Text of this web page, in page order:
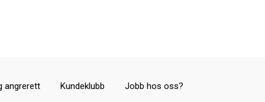
angrerett Kundeklubb Jobb hos oss?